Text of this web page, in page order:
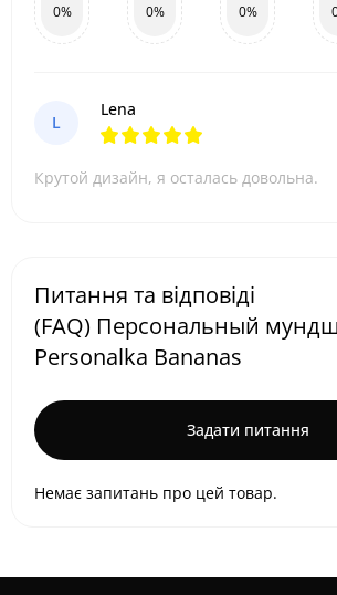
0% 0% 0%
L
Lena
Крутой дизайн, я осталась довольна.
Питання та відповіді
(FAQ) Персональный
Personalka Bananas
Задати питання
Немає запитань про цей товар.